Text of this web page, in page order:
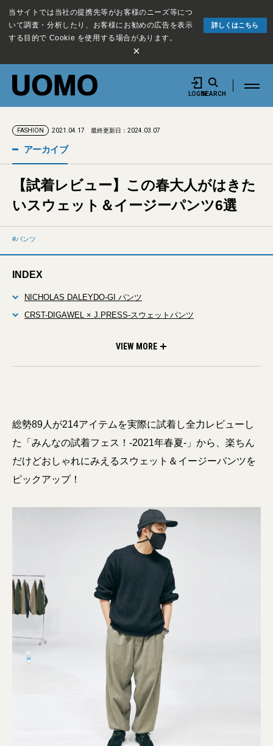
当サイトでは当社の提携先等がお客様のニーズ等につ
いて調査・分析したり、お客様にお勧めの広告を表示
する目的で Cookie を使用する場合があります。
詳しくはこちら
×
LOGINSEARCH
FASHION 2021.04.17 最終更新日：2024.03.07
アーカイブ
【試着レビュー】この春大人がはきた
いスウェット＆イージーパンツ6選
パンツ
INDEX
NICHOLAS DALEYDO-GI パンツ
CRST-DIGAWEL × J.PRESS-スウェットパンツ
VIEW MORE
総勢89人が214アイテムを実際に試着し全力レビューし
た「みんなの試着フェス！-2021年春夏-」から、楽ちん
だけどおしゃれにみえるスウェット＆イージーパンツを
ピックアップ！